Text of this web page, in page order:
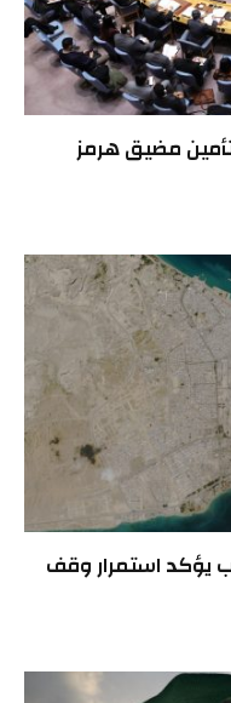
مضيق هرمز
يؤكد استمرار وقف